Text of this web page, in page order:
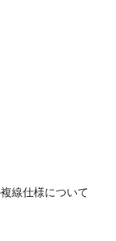
線仕様について